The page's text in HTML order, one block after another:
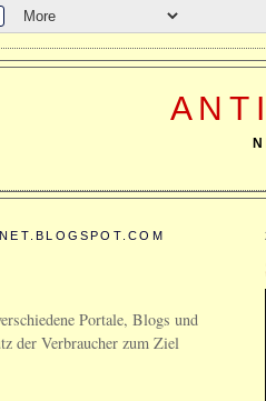
Portale, Blogs und
der Verbraucher zum Ziel